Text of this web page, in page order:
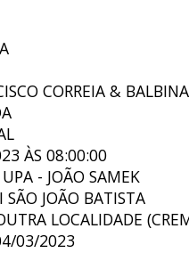
CORREIA &
ÀS 08:00:00
- JOÃO SAMEK
JOÃO BATISTA
LOCALIDADE
03/2023